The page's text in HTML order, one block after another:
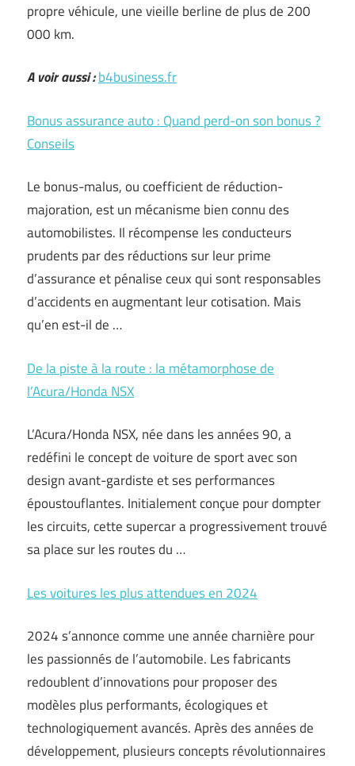
propre véhicule, une vieille berline de plus de 200
000 km.
A voir aussi :b4business.fr
Bonus assurance auto : Quand perd-on son bonus ?
Conseils
Le bonus-malus, ou coefficient de réduction-
majoration, est un mécanisme bien connu des
automobilistes. Il récompense les conducteurs
prudents par des réductions sur leur prime
d’assurance et pénalise ceux qui sont responsables
d’accidents en augmentant leur cotisation. Mais
qu’en est-il de …
De la piste à la route : la métamorphose de
l’Acura/Honda NSX
L’Acura/Honda NSX, née dans les années 90, a
redéfini le concept de voiture de sport avec son
design avant-gardiste et ses performances
époustouflantes. Initialement conçue pour dompter
les circuits, cette supercar a progressivement trouvé
sa place sur les routes du …
Les voitures les plus attendues en 2024
2024 s’annonce comme une année charnière pour
les passionnés de l’automobile. Les fabricants
redoublent d’innovations pour proposer des
modèles plus performants, écologiques et
technologiquement avancés. Après des années de
développement, plusieurs concepts révolutionnaires